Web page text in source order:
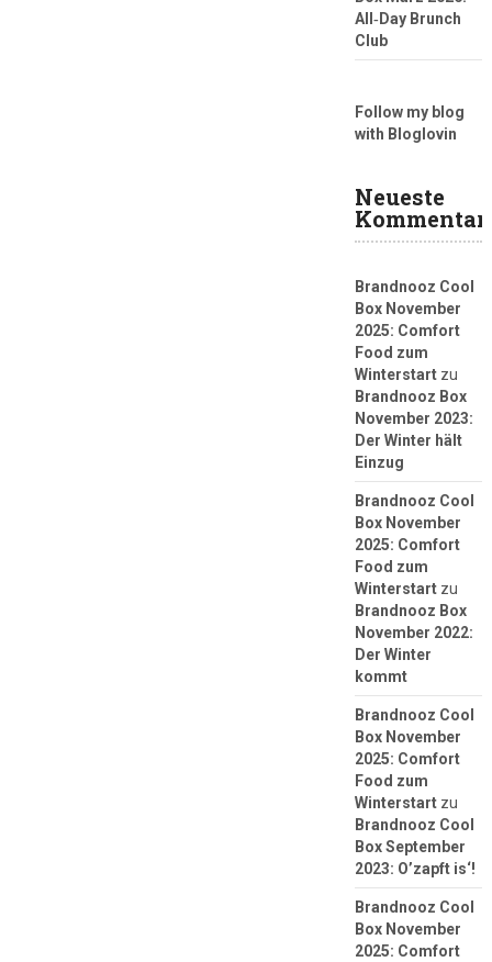
All‑Day Brunch
Club
Follow my blog
with Bloglovin
Neueste
Brandnooz Cool
Box November
2025: Comfort
Food zum
Winterstartzu
Brandnooz Box
November 2023:
Der Winter hält
Einzug
Brandnooz Cool
Box November
2025: Comfort
Food zum
Winterstartzu
Brandnooz Box
November 2022:
Der Winter
kommt
Brandnooz Cool
Box November
2025: Comfort
Food zum
Winterstartzu
Brandnooz Cool
Box September
2023: O’zapft is‘!
Brandnooz Cool
Box November
2025: Comfort